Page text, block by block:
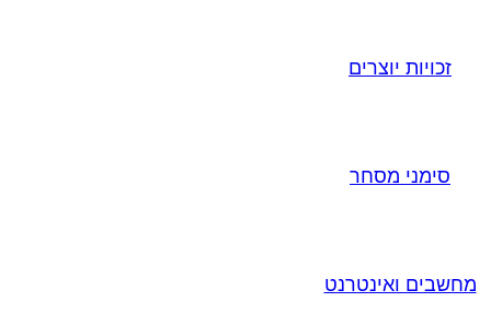
זכויות יוצרים
סימני מסחר
מחשבים ואינטרנט